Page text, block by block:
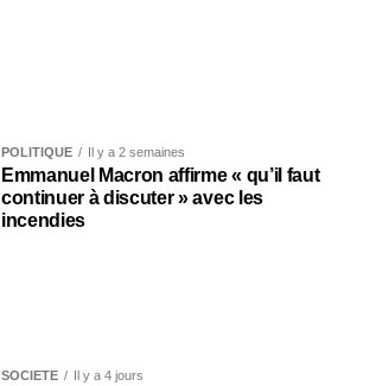
POLITIQUE Il y a 2 semaines
Emmanuel Macron affirme « qu’il faut
continuer à discuter » avec les
incendies
SOCIÉTÉ Il y a 4 jours